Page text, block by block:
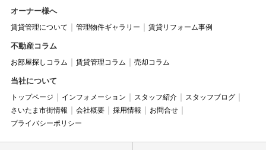
オーナー様へ
賃貸管理について 管理物件ギャラリー 賃貸リフォーム事例
不動産コラム
お部屋探しコラム 賃貸管理コラム 売却コラム
当社について
トップページ インフォメーション スタッフ紹介
スタッフブログ
さいたま市街情報
会社概要 採用情報
お問合せ
プライバシーポリシー